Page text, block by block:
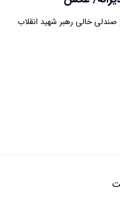
خالی رهبر شهید انقلاب